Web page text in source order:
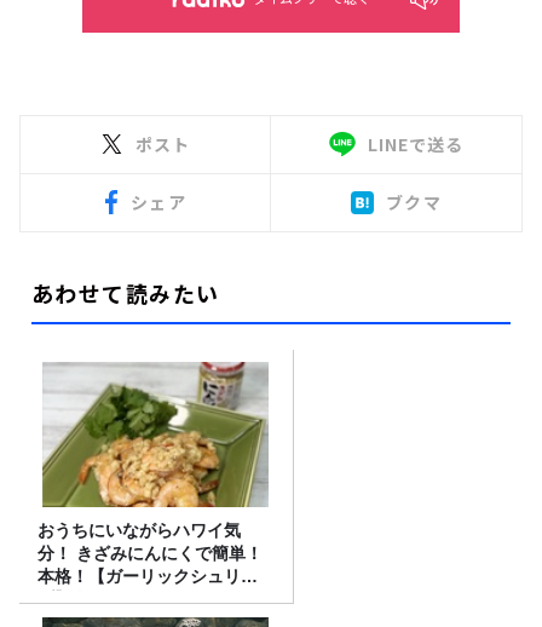
ポスト LINEで送る
シェア ブクマ
あわせて読みたい
おうちにいながらハワイ気
分！ きざみにんにくで簡単！
本格！【ガーリックシュリン
プ】 桃屋のかんたんレシピ